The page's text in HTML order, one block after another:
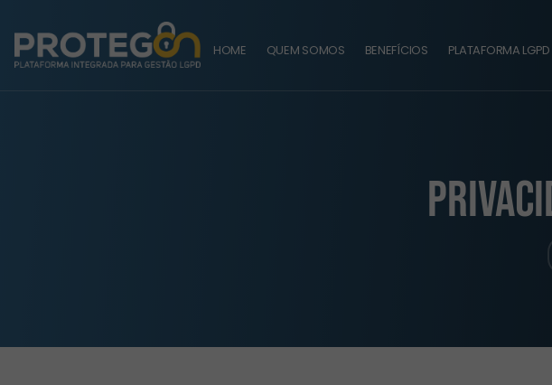
HOME QUEM SOMOS BENEFÍCIOS PLATAFORMA LGPD